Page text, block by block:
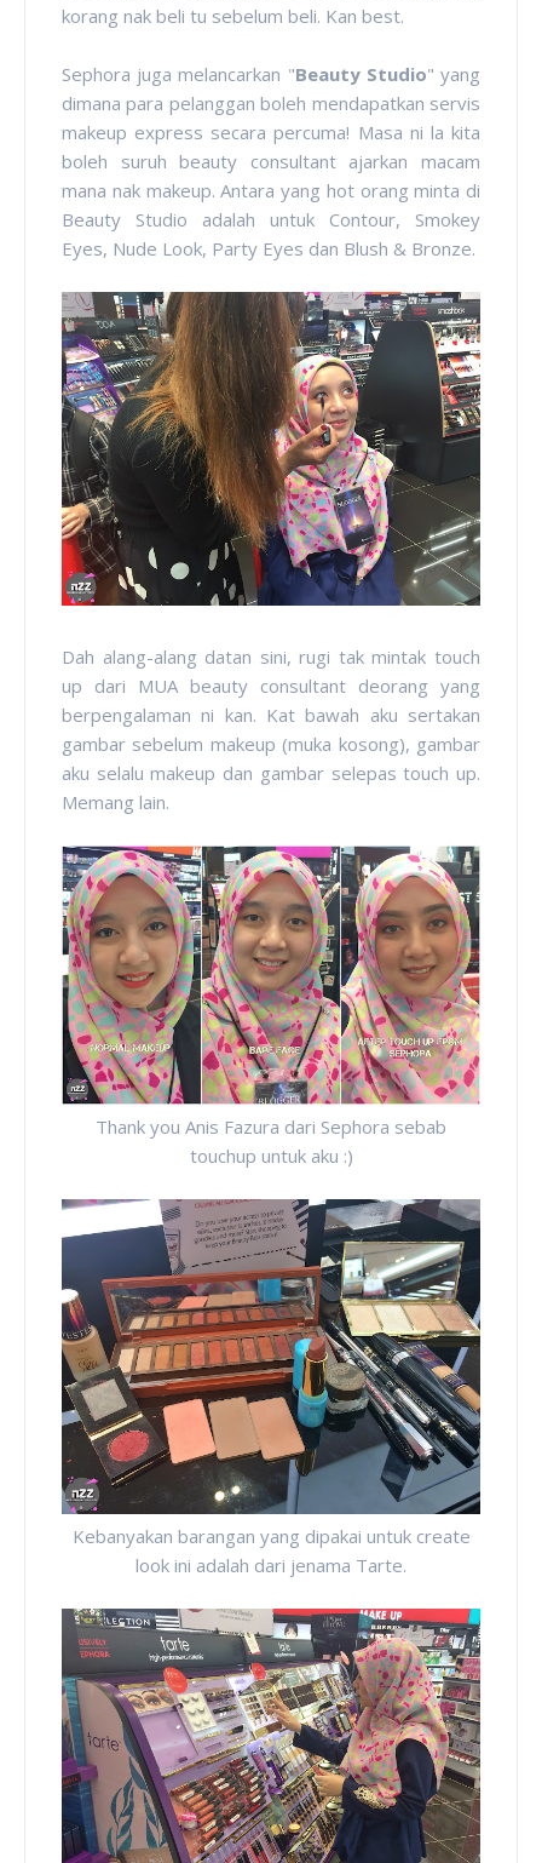
korang nak beli tu sebelum beli. Kan best.
Sephora juga melancarkan "Beauty Studio" yang
dimana para pelanggan boleh mendapatkan servis
makeup express secara percuma! Masa ni la kita
boleh suruh beauty consultant ajarkan macam
mana nak makeup. Antara yang hot orang minta di
Beauty Studio adalah untuk Contour, Smokey
Eyes, Nude Look, Party Eyes dan Blush & Bronze.
Dah alang-alang datan sini, rugi tak mintak touch
up dari MUA beauty consultant deorang yang
berpengalaman ni kan. Kat bawah aku sertakan
gambar sebelum makeup (muka kosong), gambar
aku selalu makeup dan gambar selepas touch up.
Memang lain.
Thank you Anis Fazura dari Sephora sebab
touchup untuk aku :)
Kebanyakan barangan yang dipakai untuk create
look ini adalah dari jenama Tarte.